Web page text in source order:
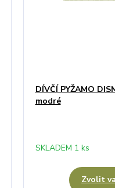
DÍVČÍ PYŽAMO
modré
SKLADEM 1 ks
Zvolit